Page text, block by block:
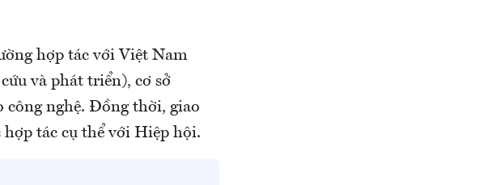
hợp tác với Việt Nam
và phát triển), cơ sở
công nghệ. Đồng thời, giao
tác cụ thể với Hiệp hội.